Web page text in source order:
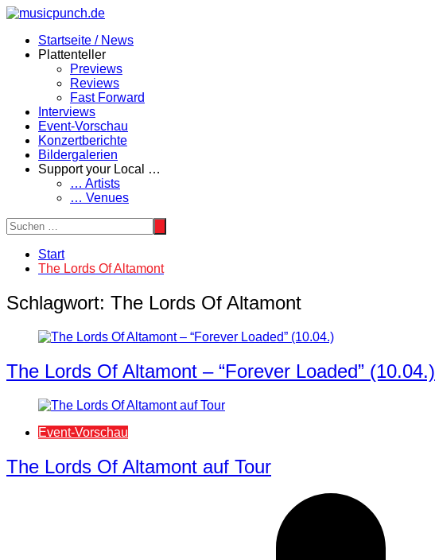
Zum
springenStartseite / News
Plattenteller
Previews
Reviews
Fast Forward
Interviews
Event-Vorschau
Konzertberichte
Bildergalerien
Support your Local …
… Artists
… Venues
Start
The Lords Of Altamont
Schlagwort: The Lords Of Altamont
The Lords Of Altamont – “Forever Loaded” (10.04.)
Event-Vorschau
The Lords Of Altamont auf Tour